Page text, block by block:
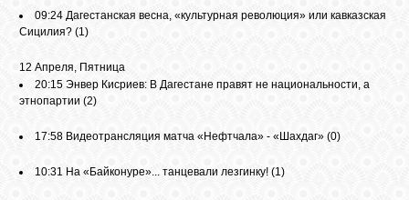
09:24 Дагестанская весна, «культурная революция» или кавказская
Сицилия? (1)
12 Апреля, Пятница
20:15 Энвер Кисриев: В Дагестане правят не национальности, а
этнопартии (2)
17:58 Видеотрансляция матча «Нефтчала» - «Шахдаг» (0)
10:31 На «Байконуре»... танцевали лезгинку! (1)